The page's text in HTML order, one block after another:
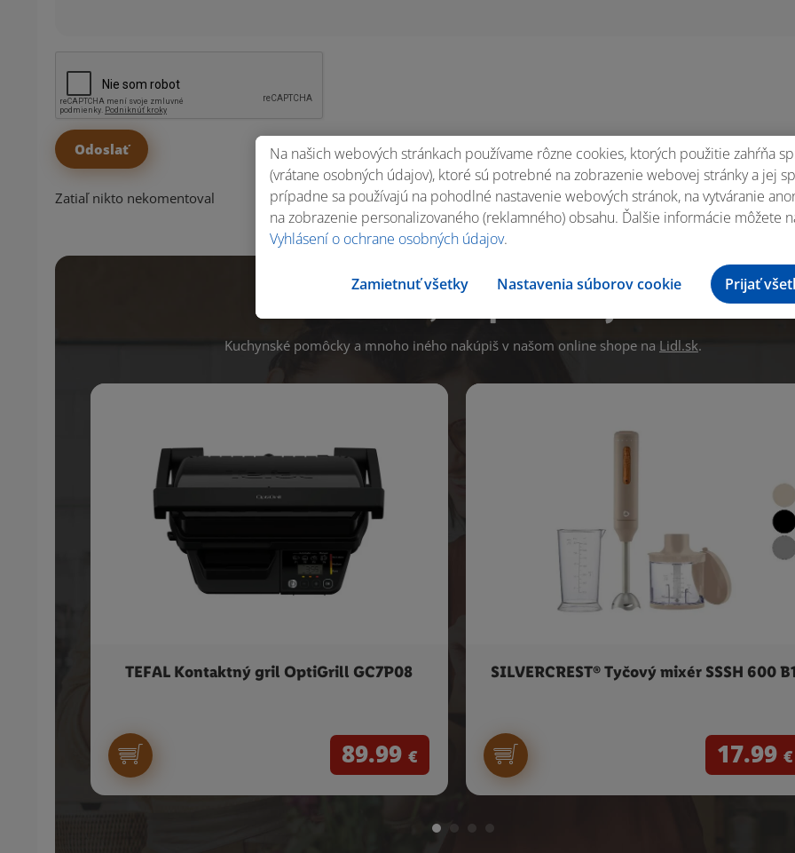
Zatiaľ nikto nekomentoval
Kuchynské pomôcky a mnoho iného nakúpiš v našom online shope na Lidl.sk.
TEFAL Kontaktný gril OptiGrill GC7P08
89.99 €
SILVERCREST® Tyčový mixér SSSH 600 B1
17.99 €
Na našich webových stránkach používame rôzne cookies, ktorých použitie zahŕňa
(vrátane osobných údajov), ktoré sú potrebné na zobrazenie webovej stránky a jej
prípadne sa používajú na pohodlné nastavenie webových stránok, na vytváranie
na zobrazenie personalizovaného (reklamného) obsahu. Ďalšie informácie môžete
Vyhlásení o ochrane osobných údajov.
Zamietnuť všetky Nastavenia súborov cookie Prijať